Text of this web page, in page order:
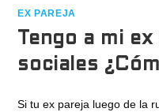
EX PAREJA
Tengo a mi
sociales
Si tu ex pareja luego de la